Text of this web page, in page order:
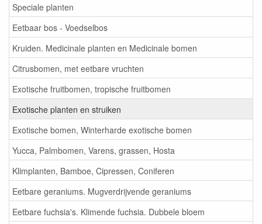
Speciale planten
Eetbaar bos - Voedselbos
Kruiden. Medicinale planten en Medicinale bomen
Citrusbomen, met eetbare vruchten
Exotische fruitbomen, tropische fruitbomen
Exotische planten en struiken
Exotische bomen, Winterharde exotische bomen
Yucca, Palmbomen, Varens, grassen, Hosta
Klimplanten, Bamboe, Cipressen, Coniferen
Eetbare geraniums. Mugverdrijvende geraniums
Eetbare fuchsia's. Klimende fuchsia. Dubbele bloem